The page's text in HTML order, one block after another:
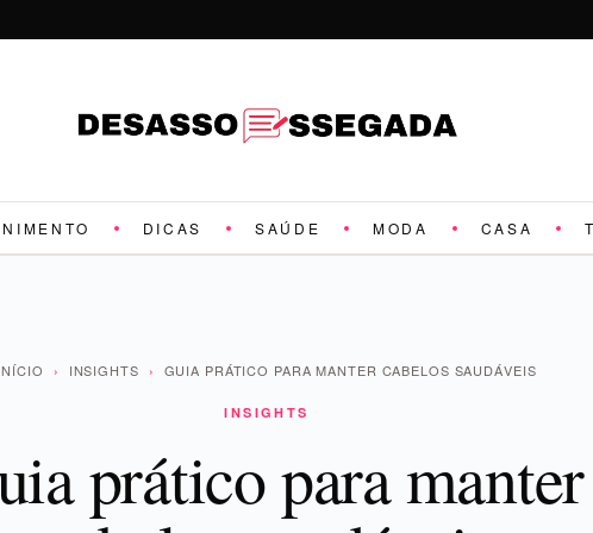
DICAS SAÚDE MODA CASA
› INSIGHTS › GUIA PRÁTICO PARA MANTER CABELOS SAUDÁVEIS
INSIGHTS
prático para manter